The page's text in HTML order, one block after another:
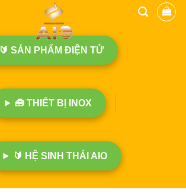
🔰 SẢN PHẨM ĐIỆN TỬ
🧰 THIẾT BỊ INOX
🔰 HỆ SINH THÁI AIO